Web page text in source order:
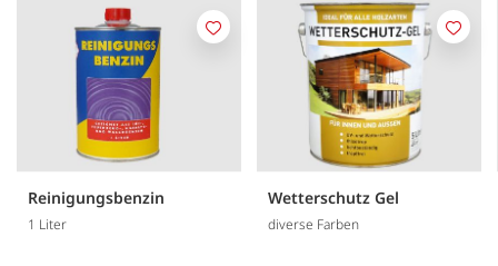
Reinigungsbenzin
1 Liter
Merken
Wetterschutz Gel
diverse Farben